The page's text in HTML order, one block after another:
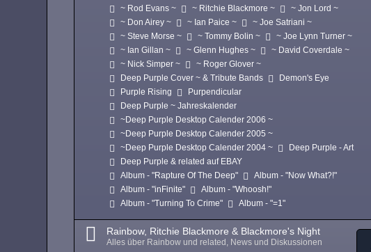
~ Rod Evans ~
~ Ritchie Blackmore ~
~ Jon Lord ~
~ Don Airey ~
~ Ian Paice ~
~ Joe Satriani ~
~ Steve Morse ~
~ Tommy Bolin ~
~ Joe Lynn Turner ~
~ Ian Gillan ~
~ Glenn Hughes ~
~ David Coverdale ~
~ Nick Simper ~
~ Roger Glover ~
Deep Purple Cover ~ & Tribute Bands
Demon's Eye
Purple Rising
Purpendicular
Deep Purple ~ Jahreskalender
~Deep Purple Desktop Calender 2006 ~
~Deep Purple Desktop Calender 2005 ~
~Deep Purple Desktop Calender 2004 ~
Deep Purple - Art
Deep Purple & related auf EBAY
Album - "Rapture Of The Deep"
Album - "Now What?!"
Album - "inFinite"
Album - "Whoosh!"
Album - "Turning To Crime"
Album - "=1"
Rainbow, Ritchie Blackmore & Blackmore's Night
Alles über Rainbow und related, News und Diskussionen